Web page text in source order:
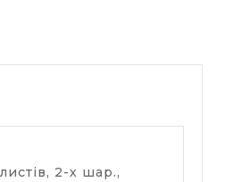
2-х шар.,